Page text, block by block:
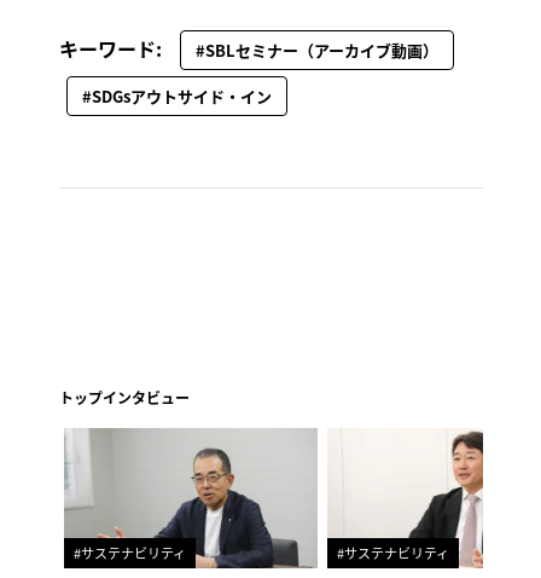
キーワード:
#SBLセミナー（アーカイブ動画）
#SDGsアウトサイド・イン
トップインタビュー
#サステナビリティ #サステナビリティ